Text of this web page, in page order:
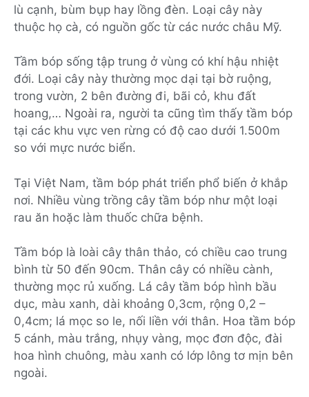
lù cạnh, bùm bụp hay lồng đèn. Loại cây này
thuộc họ cà, có nguồn gốc từ các nước châu Mỹ.
Tầm bóp sống tập trung ở vùng có khí hậu nhiệt
đới. Loại cây này thường mọc dại tại bờ ruộng,
trong vườn, 2 bên đường đi, bãi cỏ, khu đất
hoang,… Ngoài ra, người ta cũng tìm thấy tầm bóp
tại các khu vực ven rừng có độ cao dưới 1.500m
so với mực nước biển.
Tại Việt Nam, tầm bóp phát triển phổ biến ở khắp
nơi. Nhiều vùng trồng cây tầm bóp như một loại
rau ăn hoặc làm thuốc chữa bệnh.
Tầm bóp là loài cây thân thảo, có chiều cao trung
bình từ 50 đến 90cm. Thân cây có nhiều cành,
thường mọc rủ xuống. Lá cây tầm bóp hình bầu
dục, màu xanh, dài khoảng 0,3cm, rộng 0,2 –
0,4cm; lá mọc so le, nối liền với thân. Hoa tầm bóp
5 cánh, màu trắng, nhụy vàng, mọc đơn độc, đài
hoa hình chuông, màu xanh có lớp lông tơ mịn bên
ngoài.